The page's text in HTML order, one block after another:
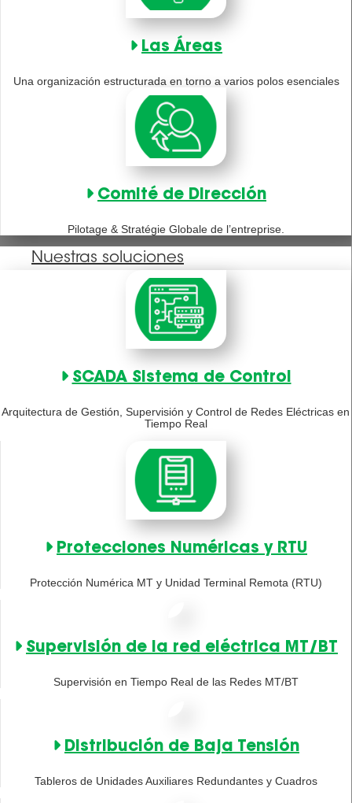
Las Áreas
Una organización estructurada en torno a varios polos esenciales
Comité de Dirección
Pilotage & Stratégie Globale de l’entreprise.
Nuestras soluciones
SCADA Sistema de Control
Arquitectura de Gestión, Supervisión y Control de Redes Eléctricas en
Tiempo Real
Protecciones Numéricas y RTU
Protección Numérica MT y Unidad Terminal Remota (RTU)
Supervisión de la red eléctrica MT/BT
Supervisión en Tiempo Real de las Redes MT/BT
Distribución de Baja Tensión
Tableros de Unidades Auxiliares Redundantes y Cuadros